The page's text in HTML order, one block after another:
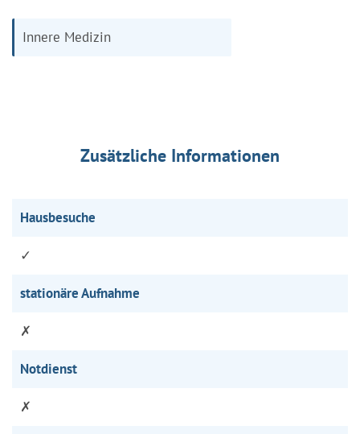
Innere Medizin
Zusätzliche Informationen
Hausbesuche
✓
stationäre Aufnahme
✗
Notdienst
✗